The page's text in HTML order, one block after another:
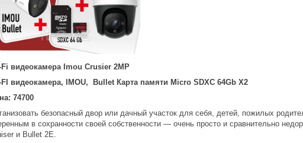
Fi видеокамера Imou Crusier 2MP
FI видеокамера, IMOU, Bullet Карта памяти Micro SDXC 64Gb X2
74700
безопасный двор или дачный участок для себя, детей, пожилых
в сохранности своей собственности — очень просто и сравнительно
и Bullet 2E.